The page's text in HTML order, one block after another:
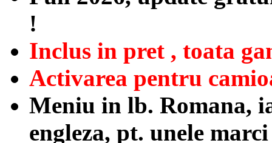
!
Inclus in pret , toata
Activarea pentru
Meniu in lb. Romana,
engleza, pt. unele